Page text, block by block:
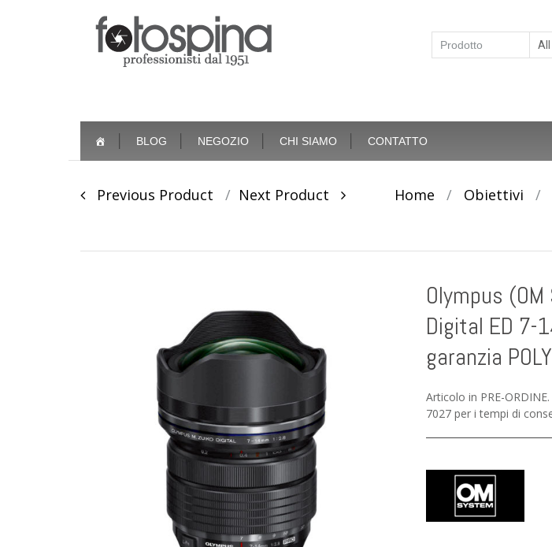
content
BLOG NEGOZIO CHI SIAMO CONTATTO
Post
Previous Product Next Product Home / Obiettivi /
Olympus
Digital ED 7-
garanzia
Articolo in PRE-
7027 per i tempi di